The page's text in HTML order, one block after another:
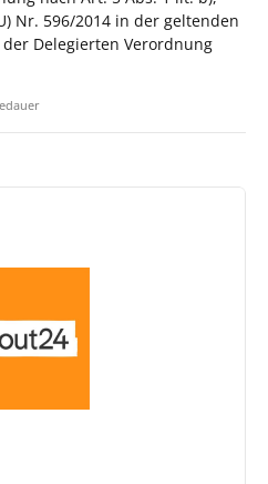
Nr. 596/2014 in der geltenden
Delegierten Verordnung